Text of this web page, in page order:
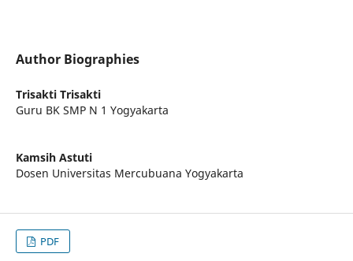
Author Biographies
Trisakti Trisakti
Guru BK SMP N 1 Yogyakarta
Kamsih Astuti
Dosen Universitas Mercubuana Yogyakarta
PDF